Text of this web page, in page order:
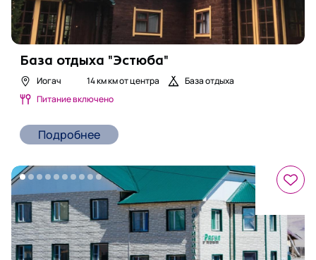
База отдыха "Эстюба"
Иогач 14 кмкм от центра
База отдыха
Питание включено
Подробнее